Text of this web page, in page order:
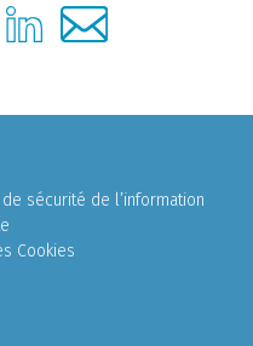
sécurité de l’information
Cookies